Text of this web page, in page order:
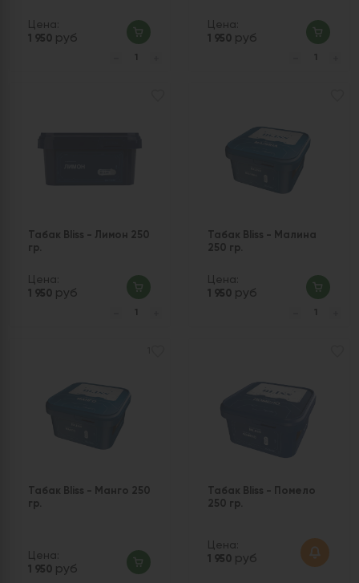
Цена:
1 950 руб
Цена:
1 950 руб
Табак Bliss - Лимон 250
гр.
Цена:
1 950 руб
Табак Bliss - Малина
250 гр.
Цена:
1 950 руб
Табак Bliss - Манго 250
гр.
Цена:
1 950 руб
Табак Bliss - Помело
250 гр.
Цена:
1 950 руб